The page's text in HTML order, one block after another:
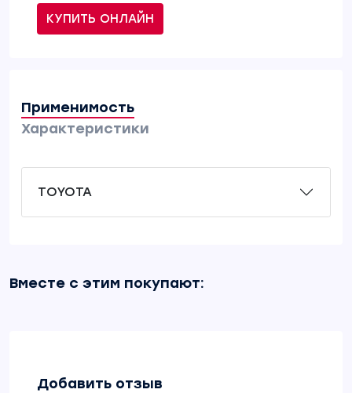
КУПИТЬ ОНЛАЙН
Применимость
Характеристики
TOYOTA
Вместе с этим покупают:
Добавить отзыв